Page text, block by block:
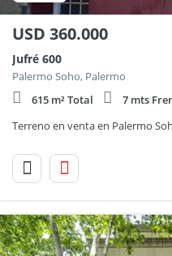
USD 360.000
Jufré 600
Palermo Soho, Palermo
615 m² Total
7 mts
Terreno en venta en Palermo